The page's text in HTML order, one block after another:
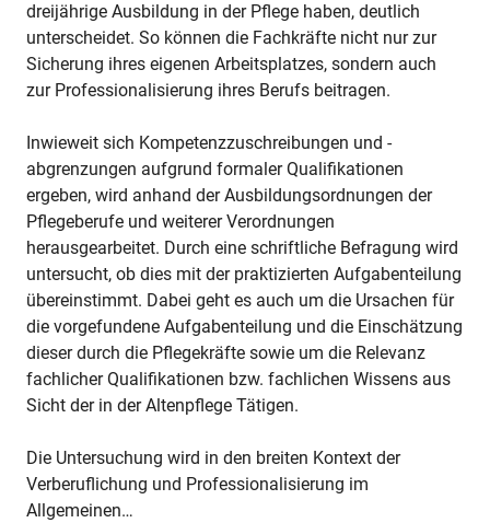
dreijährige Ausbildung in der Pflege haben, deutlich
unterscheidet. So können die Fachkräfte nicht nur zur
Sicherung ihres eigenen Arbeitsplatzes, sondern auch
zur Professionalisierung ihres Berufs beitragen.
Inwieweit sich Kompetenzzuschreibungen und -
abgrenzungen aufgrund formaler Qualifikationen
ergeben, wird anhand der Ausbildungsordnungen der
Pflegeberufe und weiterer Verordnungen
herausgearbeitet. Durch eine schriftliche Befragung wird
untersucht, ob dies mit der praktizierten Aufgabenteilung
übereinstimmt. Dabei geht es auch um die Ursachen für
die vorgefundene Aufgabenteilung und die Einschätzung
dieser durch die Pflegekräfte sowie um die Relevanz
fachlicher Qualifikationen bzw. fachlichen Wissens aus
Sicht der in der Altenpflege Tätigen.
Die Untersuchung wird in den breiten Kontext der
Verberuflichung und Professionalisierung im
Allgemeinen…